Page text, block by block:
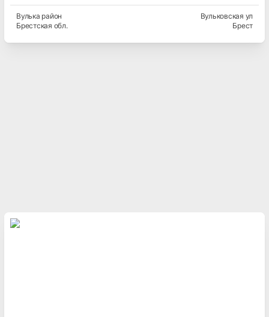
Вулька район
Брестская обл.
Вульковская ул
Брест